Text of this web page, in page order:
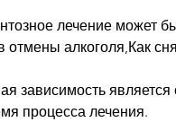
лечение может
отмены алкоголя,Как
зависимость
процесса лечения.